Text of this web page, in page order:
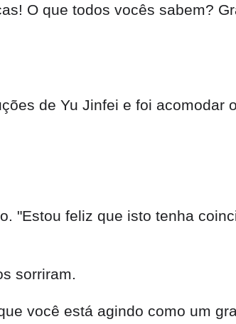
O que todos vocês sabem?
de Yu Jinfei e foi acomodar
"Estou feliz que isto tenha
sorriram.
você está agindo como um